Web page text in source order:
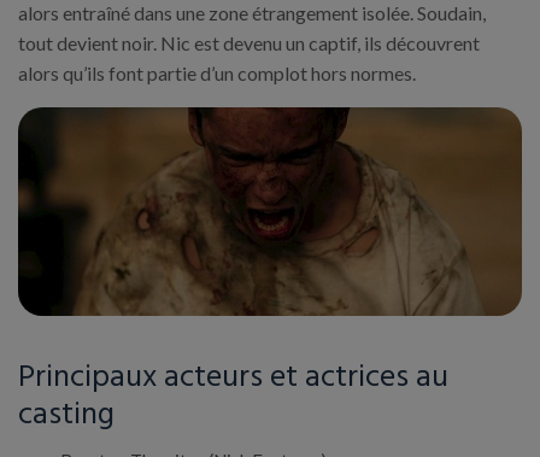
alors entraîné dans une zone étrangement isolée. Soudain,
tout devient noir. Nic est devenu un captif, ils découvrent
alors qu’ils font partie d’un complot hors normes.
Principaux acteurs et actrices au
casting